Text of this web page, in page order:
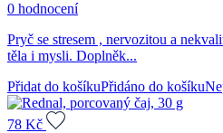
0 hodnocení
Pryč se stresem , nervozitou a
těla i mysli. Doplněk...
Přidat do košíkuPřidáno do košíku
78 Kč